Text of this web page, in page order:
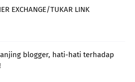
EXCHANGE/TUKAR LINK
blogger, hati-hati terhadap